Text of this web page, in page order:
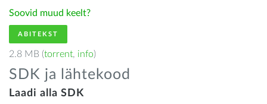
Soovid muud keelt?
ABITEKST
2.8 MB (torrent, info)
SDK ja lähtekood
Laadi alla SDK